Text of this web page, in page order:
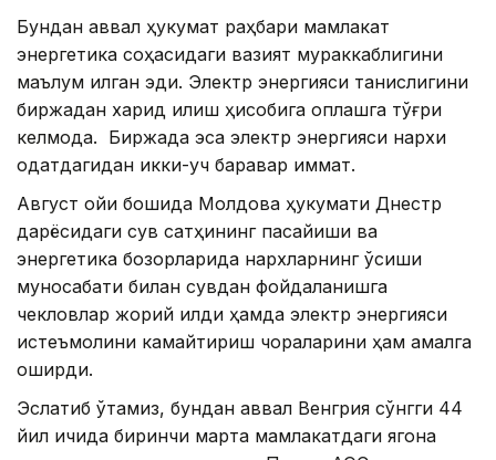
Бундан аввал ҳукумат раҳбари мамлакат
энергетика соҳасидаги вазият мураккаблигини
маълум қилган эди. Электр энергияси танқислигини
биржадан харид қилиш ҳисобига қоплашга тўғри
келмоқда. Биржада эса электр энергияси нархи
одатдагидан икки-уч баравар қиммат.
Август ойи бошида Молдова ҳукумати Днестр
дарёсидаги сув сатҳининг пасайиши ва
энергетика бозорларида нархларнинг ўсиши
муносабати билан сувдан фойдаланишга
чекловлар жорий қилди ҳамда электр энергияси
истеъмолини камайтириш чораларини ҳам амалга
оширди.
Эслатиб ўтамиз, бундан аввал Венгрия сўнгги 44
йил ичида биринчи марта мамлакатдаги ягона